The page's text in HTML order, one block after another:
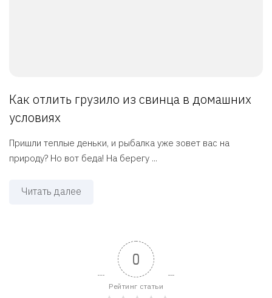
Как отлить грузило из свинца в домашних
условиях
Пришли теплые деньки, и рыбалка уже зовет вас на
природу? Но вот беда! На берегу ...
Читать далее
0
Рейтинг статьи